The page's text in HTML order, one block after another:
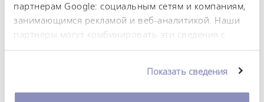
партнерам Google: социальным сетям и компаниям,
занимающимся рекламой и веб-аналитикой. Наши
партнеры могут комбинировать эти сведения с
предоставленной вами информацией, а также
использовании вами их сервисов. Вы можете
изменить или отозвать свое согласие в любое
Показать сведения
20 ... 300 °C
Рабочий диапазон температур
0 ... 300 °C
Диапазон температуры окружающей среды